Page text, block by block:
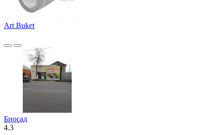
Art Buket
Биосад
4.3